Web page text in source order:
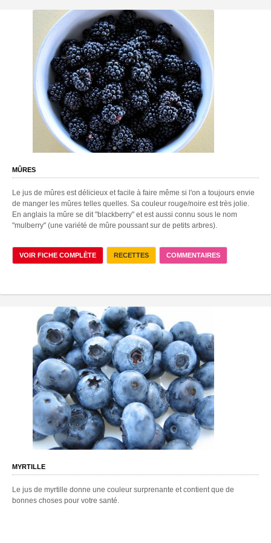
MÛRES
Le jus de mûres est délicieux et facile à faire même si l'on a toujours envie
de manger les mûres telles quelles. Sa couleur rouge/noire est très jolie.
En anglais la mûre se dit "blackberry" et est aussi connu sous le nom
"mulberry" (une variété de mûre poussant sur de petits arbres).
VOIR FICHE COMPLÈTE RECETTES COMMENTAIRES
MYRTILLE
Le jus de myrtille donne une couleur surprenante et contient que de
bonnes choses pour votre santé.